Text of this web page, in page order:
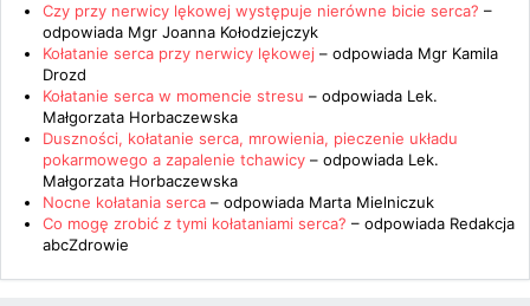
Czy przy nerwicy lękowej występuje nierówne bicie serca? –
odpowiada Mgr Joanna Kołodziejczyk
Kołatanie serca przy nerwicy lękowej – odpowiada Mgr Kamila
Drozd
Kołatanie serca w momencie stresu – odpowiada Lek.
Małgorzata Horbaczewska
Duszności, kołatanie serca, mrowienia, pieczenie układu
pokarmowego a zapalenie tchawicy – odpowiada Lek.
Małgorzata Horbaczewska
Nocne kołatania serca – odpowiada Marta Mielniczuk
Co mogę zrobić z tymi kołataniami serca? – odpowiada Redakcja
abcZdrowie